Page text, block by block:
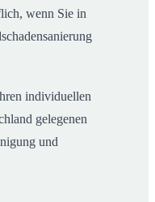
wenn Sie in
individuellen
gelegenen
und